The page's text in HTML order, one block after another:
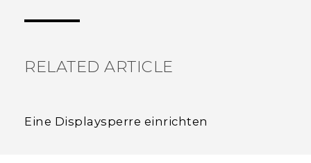
RELATED ARTICLE
Eine Displaysperre einrichten